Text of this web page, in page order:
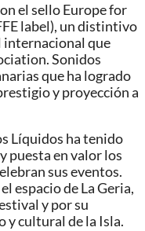
el sello Europe for
label), un distintivo
internacional que
Sonidos
que ha logrado
y proyección a
Líquidos ha tenido
puesta en valor los
sus eventos.
espacio de La Geria,
y por su
y cultural de la Isla.